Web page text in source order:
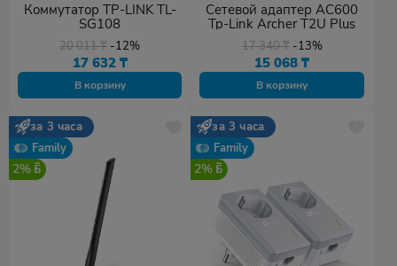
Коммутатор TP-LINK TL-
SG108
20 011₸ -12%
17 632 ₸
В корзину
Сетевой адаптер AC600
Tp-Link Archer T2U Plus
17 340₸ -13%
15 068₸
В корзину
за 3 часа
Family
2%
за 3 часа
Family
2%